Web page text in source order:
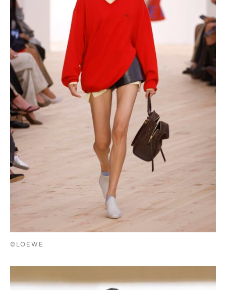
©LOEWE